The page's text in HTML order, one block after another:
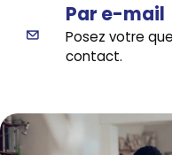
Par e-mail
Posez votre
contact.